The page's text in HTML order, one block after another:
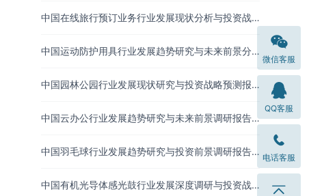
中国在线旅行预订业务行业发展现状分析与投资战
中国运动防护用具行业发展趋势研究与未来前景分
中国园林公园行业发展现状研究与投资战略预测报
中国云办公行业发展趋势研究与未来前景调研报告
中国羽毛球行业发展趋势研究与投资前景调研报告
中国有机光导体感光鼓行业发展深度调研与投资战
微信客服
QQ客服
电话客服